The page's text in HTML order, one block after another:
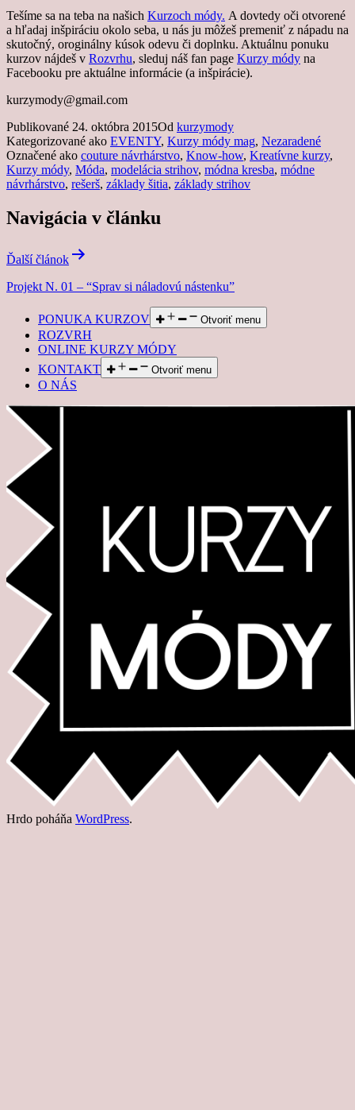
Tešíme sa na teba na našich Kurzoch módy. A dovtedy oči otvorené
a hľadaj inšpiráciu okolo seba, u nás ju môžeš premeniť z nápadu na
skutočný, oroginálny kúsok odevu či doplnku. Aktuálnu ponuku
kurzov nájdeš v Rozvrhu, sleduj náš fan page Kurzy módy na
Facebooku pre aktuálne informácie (a inšpirácie).
kurzymody@gmail.com
Publikované 24. októbra 2015Od kurzymody
Kategorizované ako EVENTY, Kurzy módy mag, Nezaradené
Označené ako couture návrhárstvo, Know-how, Kreatívne kurzy,
Kurzy módy, Móda, modelácia strihov, módna kresba, módne
návrhárstvo, rešerš, základy šitia, základy strihov
Navigácia v článku
Ďalší článok
Projekt N. 01 – “Sprav si náladovú nástenku”
PONUKA KURZOV Otvoriť menu
ROZVRH
ONLINE KURZY MÓDY
KONTAKT
Otvoriť menu
O NÁS
Hrdo poháňa WordPress.